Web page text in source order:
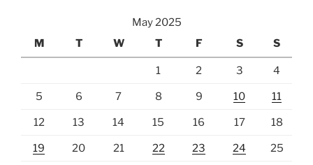
May 2025
M
T W T F S S
1 2 3 4
5 6 7 8 9 10 11
12 13 14 15 16 17 18
19 20 21 22 23 24 25